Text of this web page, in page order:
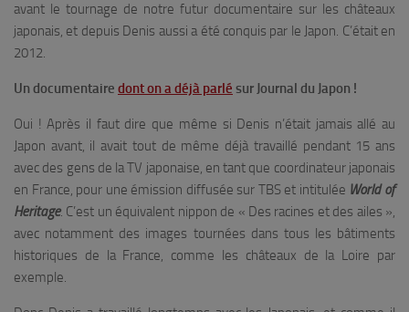
avant le tournage de notre futur documentaire sur les châteaux
japonais, et depuis Denis aussi a été conquis par le Japon. C’était en
2012.
Un documentaire dont on a déjà parlé sur Journal du Japon !
Oui ! Après il faut dire que même si Denis n’était jamais allé au
Japon avant, il avait tout de même déjà travaillé pendant 15 ans
avec des gens de la TV japonaise, en tant que coordinateur japonais
en France, pour une émission diffusée sur TBS et intitulée World of
Heritage. C’est un équivalent nippon de « Des racines et des ailes »,
avec notamment des images tournées dans tous les bâtiments
historiques de la France, comme les châteaux de la Loire par
exemple.